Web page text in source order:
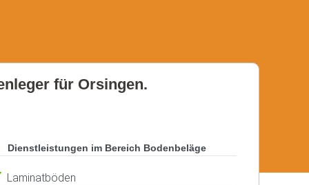
für Orsingen.
Dienstleistungen im Bereich Bodenbeläge
Laminatböden